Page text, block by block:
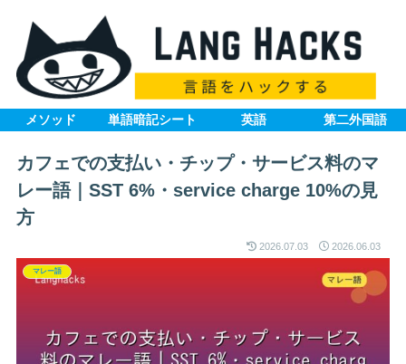
メソッド 単語暗記シート 英語 第二外国語
カフェでの支払い・チップ・サービス料のマ
レー語｜SST 6%・service charge 10%の見
方
2026.07.03 2026.06.03
マレー語